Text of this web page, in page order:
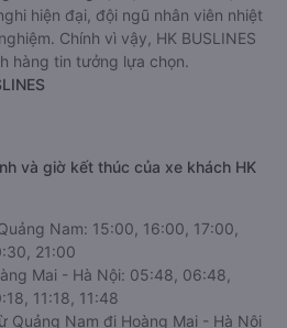
hiện đại, đội ngũ nhân viên nhiệt
Chính vì vậy, HK BUSLINES
hàng tin tưởng lựa chọn.
và giờ kết thúc của xe khách HK
Nam: 15:00, 16:00, 17:00,
21:00
Mai - Hà Nội: 05:48, 06:48,
11:18, 11:48
Quảng Nam đi Hoàng Mai - Hà Nội